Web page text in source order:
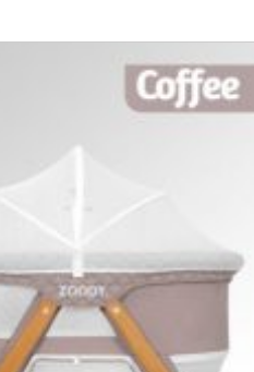
İstek
Listeme